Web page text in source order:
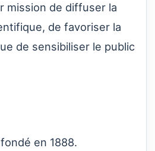
mission de diffuser la
de favoriser la
de sensibiliser le public
en 1888.